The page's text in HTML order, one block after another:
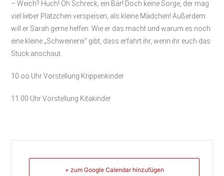
– Weich? Huch! Oh Schreck, ein Bär! Doch keine Sorge, der mag
viel lieber Plätzchen verspeisen, als kleine Mädchen! Außerdem
will er Sarah gerne helfen. Wie er das macht und warum es noch
eine kleine „Schweinerei“ gibt, dass erfahrt ihr, wenn ihr euch das
Stück anschaut.
10.oo Uhr Vorstellung Krippenkinder
11.00 Uhr Vorstellung Kitakinder
+ zum Google Calendar hinzufügen